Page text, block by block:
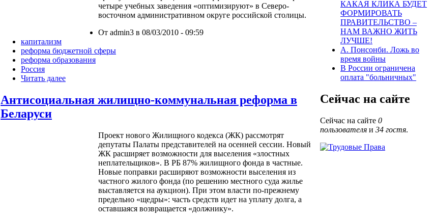
четыре учебных заведения «оптимизируют» в Северо-
восточном административном округе российской столицы.
От admin3 в 08/03/2010 - 09:59
капитализм
реформа бюджетной сферы
реформа образования
Россия
Читать далее
Антисоциальная жилищно-коммунальная реформа в
Беларуси
Проект нового Жилищного кодекса (ЖК) рассмотрят
депутаты Палаты представителей на осенней сессии. Новый
ЖК расширяет возможности для выселения «злостных
неплательщиков». В РБ 87% жилищного фонда в частные.
Новые поправки расширяют возможности выселения из
частного жилого фонда (по решению местного суда жилье
выставляется на аукцион). При этом власти по-прежнему
предельно «щедры»: часть средств идет на уплату долга, а
оставшаяся возвращается «должнику».
КАКАЯ КЛИКА БУДЕТ
ФОРМИРОВАТЬ
ПРАВИТЕЛЬСТВО –
НАМ ВАЖНО ЖИТЬ
ЛУЧШЕ!
А. Понсонби. Ложь во
время войны
В России ограничена
оплата "больничных"
Сейчас на сайте
Сейчас на сайте 0
пользователя и 34 гостя.